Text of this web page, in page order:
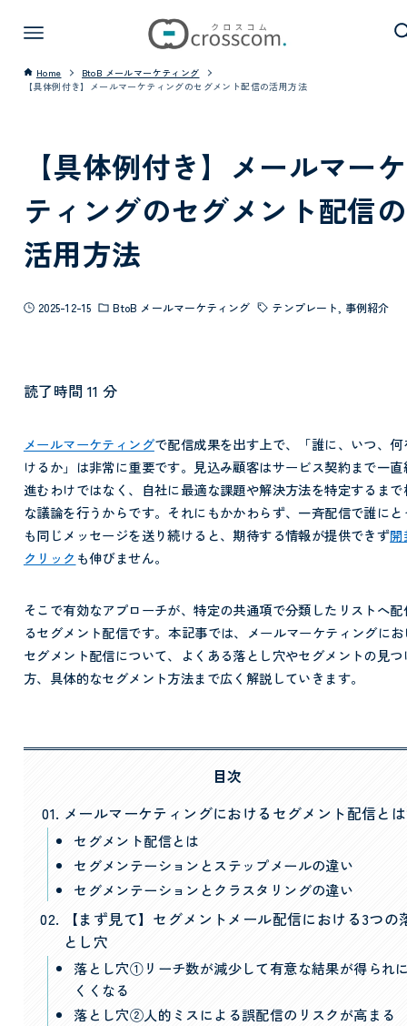
Home
BtoB メールマーケティング
【具体例付き】メールマーケティングのセグメント配信の活用方法
【具体例付き】メールマーケ
ティングのセグメント配信の
活用方法
2025-12-15 BtoB メールマーケティング テンプレート 事例紹介
読了時間 11 分
メールマーケティングで配信成果を出す上で、「誰に、いつ、何
けるか」は非常に重要です。見込み顧客はサービス契約まで一直
進むわけではなく、自社に最適な課題や解決方法を特定するまで
な議論を行うからです。それにもかかわらず、一斉配信で誰にと
も同じメッセージを送り続けると、期待する情報が提供できず開
クリック も伸びません。
そこで有効なアプローチが、特定の共通項で分類したリストへ配
るセグメント配信です。 本記事では、メールマーケティングに
セグメント配信について、よくある落とし穴やセグメントの見つ
方、具体的なセグメント方法まで広く解説していきます。
目次
メールマーケティングにおけるセグメント配信と
セグメント配信とは
セグメンテーションとステップメールの違い
セグメンテーションとクラスタリングの違い
【まず見て】セグメントメール配信における3つの
とし穴
落とし穴①リーチ数が減少して有意な結果が得られ
くくなる
落とし穴②人的ミスによる誤配信のリスクが高まる